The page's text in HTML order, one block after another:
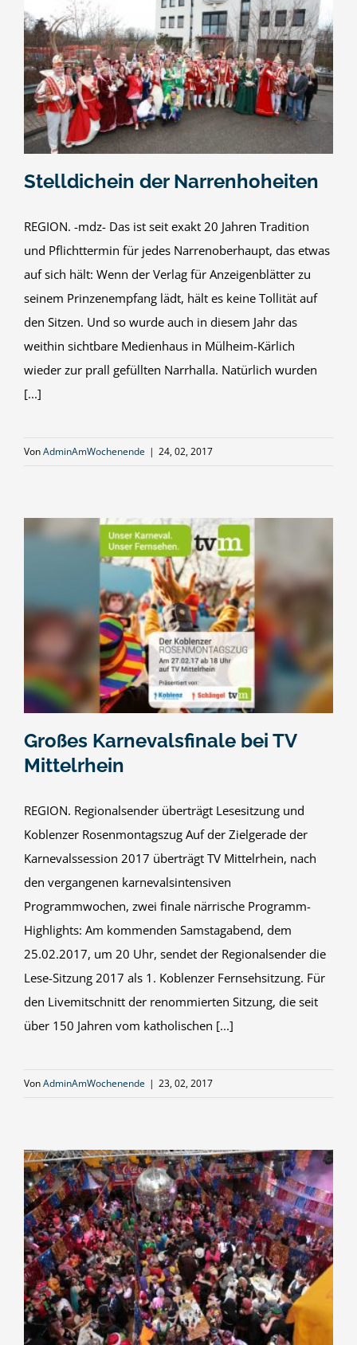
Stelldichein der Narrenhoheiten
REGION. -mdz- Das ist seit exakt 20 Jahren Tradition
und Pflichttermin für jedes Narrenoberhaupt, das etwas
auf sich hält: Wenn der Verlag für Anzeigenblätter zu
seinem Prinzenempfang lädt, hält es keine Tollität auf
den Sitzen. Und so wurde auch in diesem Jahr das
weithin sichtbare Medienhaus in Mülheim-Kärlich
wieder zur prall gefüllten Narrhalla. Natürlich wurden
[...]
VonAdminAmWochenende | 24, 02, 2017
Großes Karnevalsfinale bei TV
Mittelrhein
REGION. Regionalsender überträgt Lesesitzung und
Koblenzer Rosenmontagszug Auf der Zielgerade der
Karnevalssession 2017 überträgt TV Mittelrhein, nach
den vergangenen karnevalsintensiven
Programmwochen, zwei finale närrische Programm-
Highlights: Am kommenden Samstagabend, dem
25.02.2017, um 20 Uhr, sendet der Regionalsender die
Lese-Sitzung 2017 als 1. Koblenzer Fernsehsitzung. Für
den Livemitschnitt der renommierten Sitzung, die seit
über 150 Jahren vom katholischen [...]
VonAdminAmWochenende | 23, 02, 2017